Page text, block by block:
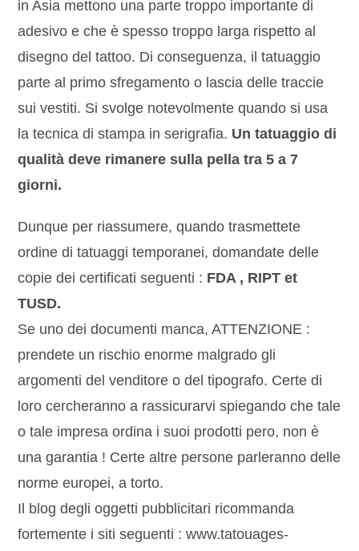
in Asia mettono una parte troppo importante di
adesivo e che è spesso troppo larga rispetto al
disegno del tattoo. Di conseguenza, il tatuaggio
parte al primo sfregamento o lascia delle traccie
sui vestiti. Si svolge notevolmente quando si usa
la tecnica di stampa in serigrafia. Un tatuaggio di
qualità deve rimanere sulla pella tra 5 a 7
giorni.
Dunque per riassumere, quando trasmettete
ordine di tatuaggi temporanei, domandate delle
copie dei certificati seguenti : FDA , RIPT et
TUSD.
Se uno dei documenti manca, ATTENZIONE :
prendete un rischio enorme malgrado gli
argomenti del venditore o del tipografo. Certe di
loro cercheranno a rassicurarvi spiegando che tale
o tale impresa ordina i suoi prodotti pero, non è
una garantia ! Certe altre persone parleranno delle
norme europei, a torto.
Il blog degli oggetti pubblicitari ricommanda
fortemente i siti seguenti : www.tatouages-